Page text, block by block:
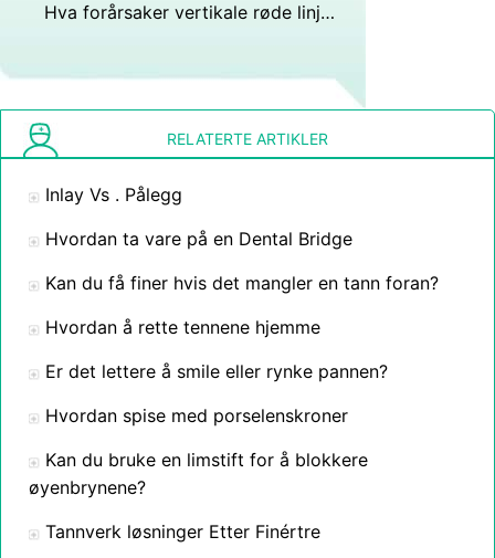
Hva forårsaker vertikale røde linjer på pannen rett over øyenbrynene?
RELATERTE ARTIKLER
Inlay Vs . Pålegg
Hvordan ta vare på en Dental Bridge
Kan du få finer hvis det mangler en tann foran?
Hvordan å rette tennene hjemme
Er det lettere å smile eller rynke pannen?
Hvordan spise med porselenskroner
Kan du bruke en limstift for å blokkere
øyenbrynene?
Tannverk løsninger Etter Finértre